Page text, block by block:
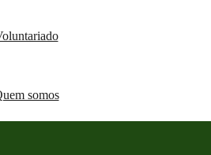
somos